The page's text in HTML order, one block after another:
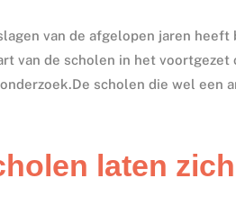
van de afgelopen jaren
van de scholen in het
scholen die wel een
laten